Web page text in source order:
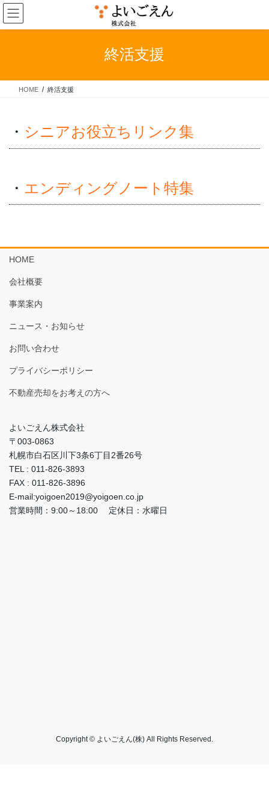
コ
ン
テ
ス
ナ
ビ
ゲ
ン
終活支援
HOME 終活支援
・ シニアお役立ちリンク集
・ エンディングノート特集
HOME
会社概要
事業案内
ニュース・お知らせ
お問い合わせ
プライバシーポリシー
不動産売却をお考えの方へ
よいごえん株式会社
〒003-0863
札幌市白石区川下3条6丁目2番26号
TEL : 011-826-3893
FAX : 011-826-3896
E-mail:yoigoen2019@yoigoen.co.jp
営業時間：9:00～18:00 定休日：水曜日
Copyright © よいごえん(株) All Rights Reserved.